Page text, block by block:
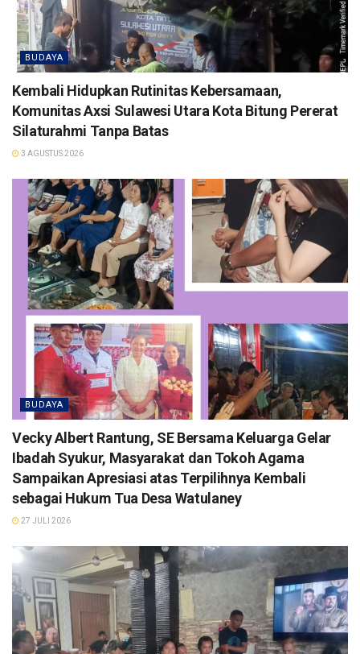
BUDAYA
Kembali Hidupkan Rutinitas Kebersamaan,
Komunitas Axsi Sulawesi Utara Kota Bitung Pererat
Silaturahmi Tanpa Batas
3 AGUSTUS 2026
BUDAYA
Vecky Albert Rantung, SE Bersama Keluarga Gelar
Ibadah Syukur, Masyarakat dan Tokoh Agama
Sampaikan Apresiasi atas Terpilihnya Kembali
sebagai Hukum Tua Desa Watulaney
27 JULI 2026